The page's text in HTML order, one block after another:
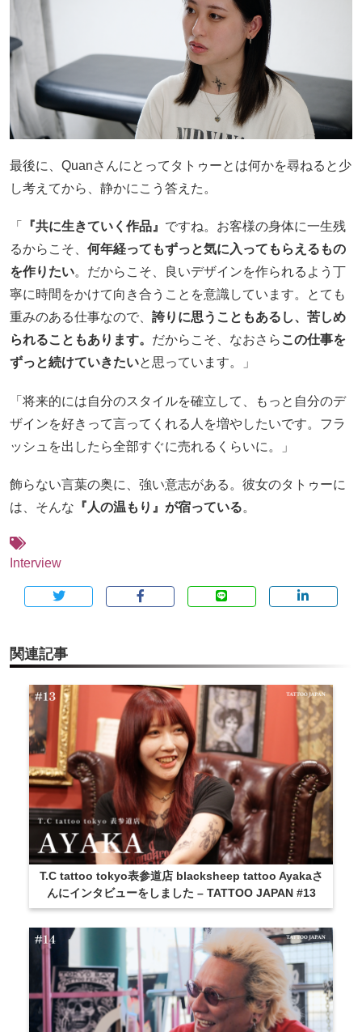
最後に、Quanさんにとってタトゥーとは何かを尋ねると少
し考えてから、静かにこう答えた。
「 『共に生きていく作品』 ですね。お客様の身体に一生残
るからこそ、 何年経ってもずっと気に入ってもらえるもの
を作りたい。だからこそ、良いデザインを作られるよう丁
寧に時間をかけて向き合うことを意識しています。とても
重みのある仕事なので、 誇りに思うこともあるし、苦しめ
られることもあります。 だからこそ、なおさら この仕事を
ずっと続けていきたいと思っています。」
「将来的には自分のスタイルを確立して、もっと自分のデ
ザインを好きって言ってくれる人を増やしたいです。フラ
ッシュを出したら全部すぐに売れるくらいに。」
飾らない言葉の奥に、強い意志がある。彼女のタトゥーに
は、そんな 『人の温もり』が宿っている。
Interview
関連記事
T.C tattoo tokyo表参道店 blacksheep tattoo Ayakaさ
んにインタビューをしました – TATTOO JAPAN #13